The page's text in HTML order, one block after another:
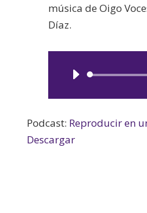
música de Oigo
Díaz.
Podcast: Reproducir en
Descargar